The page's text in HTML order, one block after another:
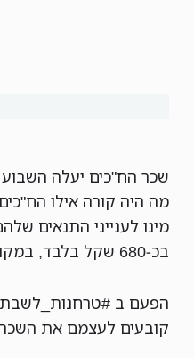
מה היה קורה אילו
מינו לענייני התנאים
בכ-680 שקל בלבד, במקום בכ-5,300 ש"ח.
הפעם ב #טרחנות_לשבת
קובעים לעצמם את